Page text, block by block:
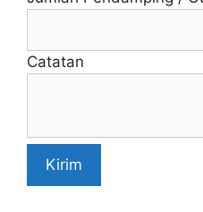
Catatan
Kirim